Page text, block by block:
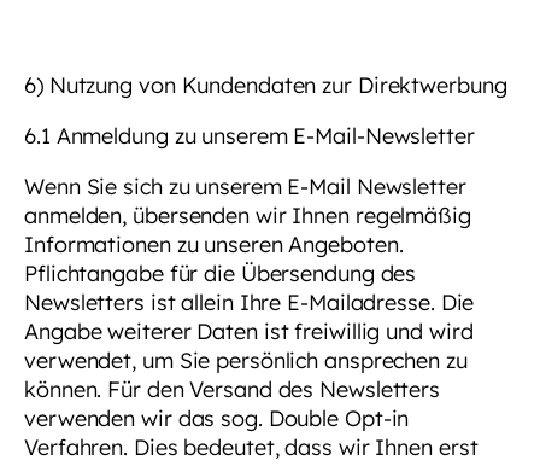
6) Nutzung von Kundendaten zur Direktwerbung
6.1 Anmeldung zu unserem E-Mail-Newsletter
Wenn Sie sich zu unserem E-Mail Newsletter
anmelden, übersenden wir Ihnen regelmäßig
Informationen zu unseren Angeboten.
Pflichtangabe für die Übersendung des
Newsletters ist allein Ihre E-Mailadresse. Die
Angabe weiterer Daten ist freiwillig und wird
verwendet, um Sie persönlich ansprechen zu
können. Für den Versand des Newsletters
verwenden wir das sog. Double Opt-in
Verfahren. Dies bedeutet, dass wir Ihnen erst